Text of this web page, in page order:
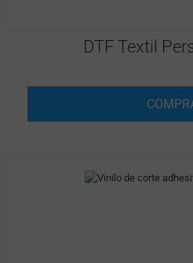
DTF Textil